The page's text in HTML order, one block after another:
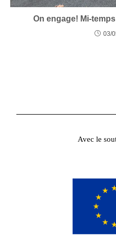
On engage! Mi-
03/
Avec le